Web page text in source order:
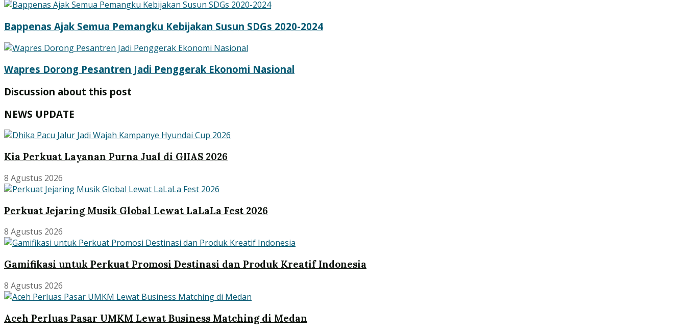
Bappenas Ajak Semua Pemangku Kebijakan Susun SDGs 2020-2024
Wapres Dorong Pesantren Jadi Penggerak Ekonomi Nasional
Discussion about this post
NEWS UPDATE
Kia Perkuat Layanan Purna Jual di GIIAS 2026
8 Agustus 2026
Perkuat Jejaring Musik Global Lewat LaLaLa Fest 2026
8 Agustus 2026
Gamifikasi untuk Perkuat Promosi Destinasi dan Produk Kreatif Indonesia
8 Agustus 2026
Aceh Perluas Pasar UMKM Lewat Business Matching di Medan